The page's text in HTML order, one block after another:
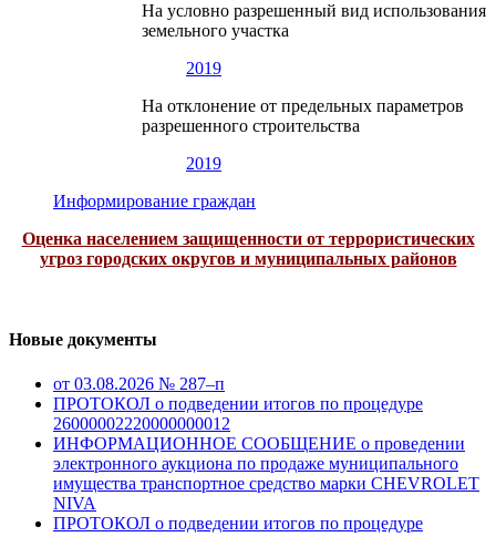
На условно разрешенный вид использования
земельного участка
2019
На отклонение от предельных параметров
разрешенного строительства
2019
Информирование граждан
Оценка населением защищенности от террористических
угроз городских округов и муниципальных районов
Новые документы
от 03.08.2026 № 287–п
ПРОТОКОЛ о подведении итогов по процедуре
26000002220000000012
ИНФОРМАЦИОННОЕ СООБЩЕНИЕ о проведении
электронного аукциона по продаже муниципального
имущества транспортное средство марки CHEVROLET
NIVA
ПРОТОКОЛ о подведении итогов по процедуре